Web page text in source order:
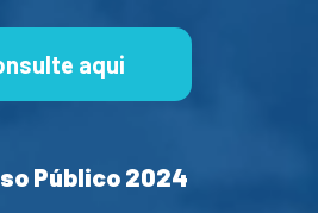
aqui
Público 2024